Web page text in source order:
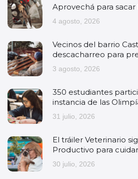
Aprovechá para sacar
4 agosto, 2026
Vecinos del barrio
descacharreo para
3 agosto, 2026
350 estudiantes
instancia de las
31 julio, 2026
El tráiler Veterinario
Productivo para
30 julio, 2026